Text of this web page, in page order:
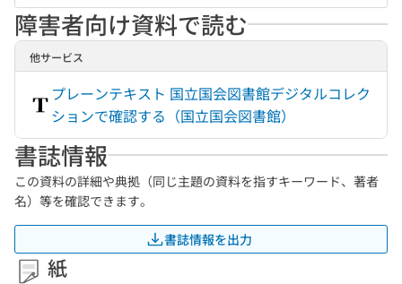
障害者向け資料で読む
他サービス
プレーンテキスト 国立国会図書館デジタルコレク
ションで確認する（国立国会図書館）
書誌情報
この資料の詳細や典拠（同じ主題の資料を指すキーワード、著者
名）等を確認できます。
書誌情報を出力
紙